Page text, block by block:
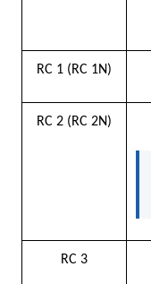
RC 1 (RC 1N)
RC 2 (RC 2N)
RC 3